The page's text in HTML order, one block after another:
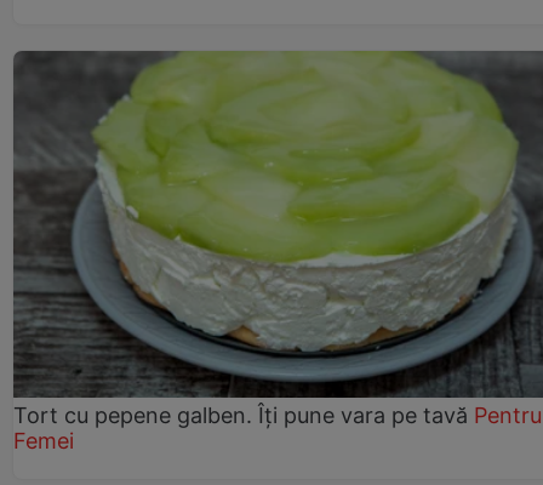
Tort cu pepene galben. Îți pune vara pe tavă Pentru
Femei